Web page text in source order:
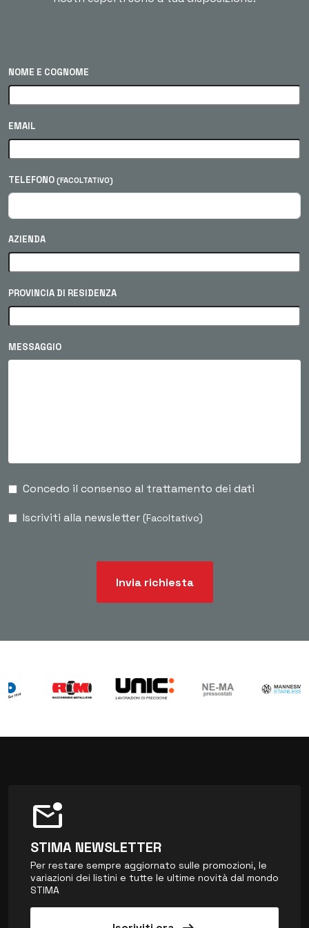
NOME E COGNOME
EMAIL
TELEFONO (FACOLTATIVO)
AZIENDA
PROVINCIA DI RESIDENZA
MESSAGGIO
Concedo il consenso al trattamento dei dati
Iscriviti alla newsletter (Facoltativo)
Invia richiesta
mark_email_unread
STIMA NEWSLETTER
Per restare sempre aggiornato sulle promozioni, le
variazioni dei listini e tutte le ultime novità dal mondo
STIMA